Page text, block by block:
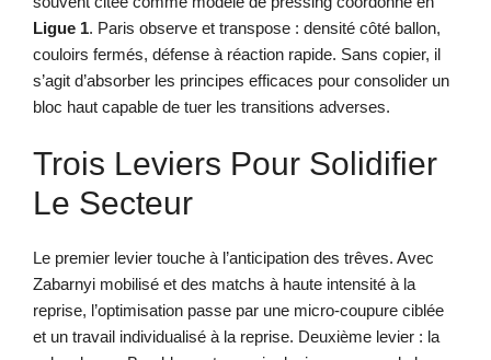
Ligue 1. Paris observe et transpose : densité côté ballon,
couloirs fermés, défense à réaction rapide. Sans copier, il
s’agit d’absorber les principes efficaces pour consolider un
bloc haut capable de tuer les transitions adverses.
Trois Leviers Pour Solidifier
Le Secteur
Le premier levier touche à l’anticipation des trêves. Avec
Zabarnyi mobilisé et des matchs à haute intensité à la
reprise, l’optimisation passe par une micro-coupure ciblée
et un travail individualisé à la reprise. Deuxième levier : la